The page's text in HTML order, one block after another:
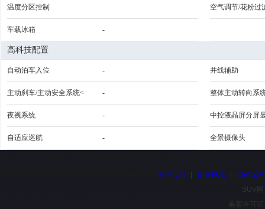
温度分区控制 空气调节/花粉过
车载冰箱 -
高科技配置
自动泊车入位 - 并线辅助
主动刹车/主动安全系统< - 整体主动转向系
夜视系统 - 中控液晶屏分屏
自适应巡航 - 全景摄像头
关于我们 论文投稿
网站留言
SUV
备案许可